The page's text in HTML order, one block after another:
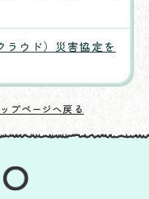
ラウド）災害協定を
ップページへ戻る